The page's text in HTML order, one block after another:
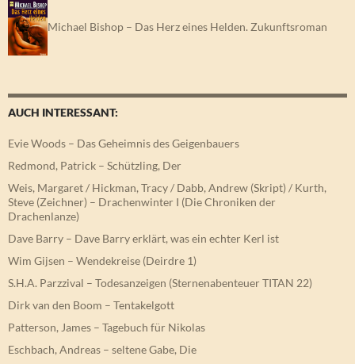
Michael Bishop – Das Herz eines Helden. Zukunftsroman
AUCH INTERESSANT:
Evie Woods – Das Geheimnis des Geigenbauers
Redmond, Patrick – Schützling, Der
Weis, Margaret / Hickman, Tracy / Dabb, Andrew (Skript) / Kurth,
Steve (Zeichner) – Drachenwinter I (Die Chroniken der
Drachenlanze)
Dave Barry – Dave Barry erklärt, was ein echter Kerl ist
Wim Gijsen – Wendekreise (Deirdre 1)
S.H.A. Parzzival – Todesanzeigen (Sternenabenteuer TITAN 22)
Dirk van den Boom – Tentakelgott
Patterson, James – Tagebuch für Nikolas
Eschbach, Andreas – seltene Gabe, Die